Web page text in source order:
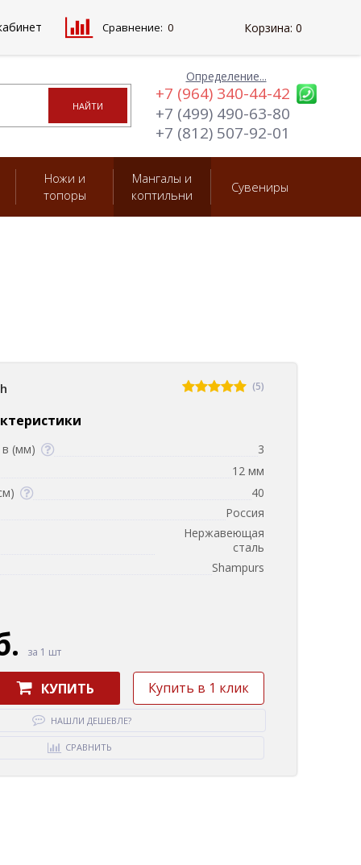
Определение...
+7 (964) 340-44-42
+7 (499) 490-63-80
+7 (812) 507-92-01
Ножи и
топоры
Мангалы и
коптильни
Сувениры
(5)
(мм)
3
12 мм
40
Россия
Нержавеющая
сталь
Shampurs
за 1 шт
КУПИТЬ Купить в 1 клик
НАШЛИ ДЕШЕВЛЕ?
СРАВНИТЬ
Сравнение: 0 Корзина: 0